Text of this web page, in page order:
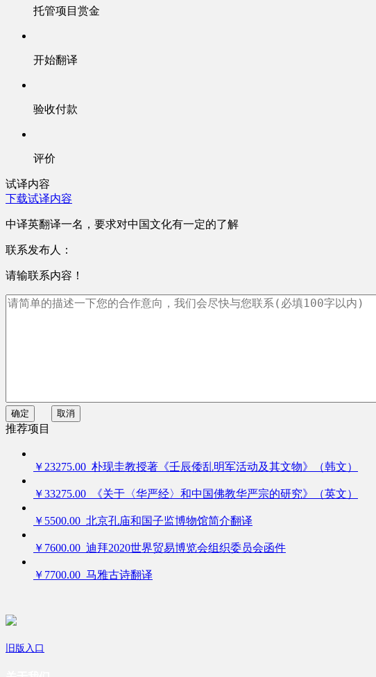
托管项目赏金
开始翻译
验收付款
评价
试译内容
下载试译内容
中译英翻译一名，要求对中国文化有一定的了解
联系发布人：
请输联系内容！
确定 取消
推荐项目
￥23275.00 朴现圭教授著《壬辰倭乱明军活动及其文物》（韩文）
￥33275.00 《关于〈华严经〉和中国佛教华严宗的研究》（英文）
￥5500.00 北京孔庙和国子监博物馆简介翻译
￥7600.00 迪拜2020世界贸易博览会组织委员会函件
￥7700.00 马雅古诗翻译
旧版入口